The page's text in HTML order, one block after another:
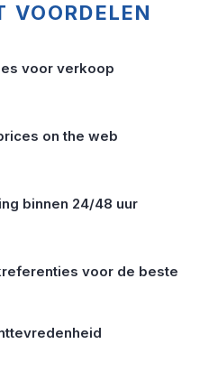
VOORDELEN
voor verkoop
on the web
binnen 24/48 uur
voor de beste